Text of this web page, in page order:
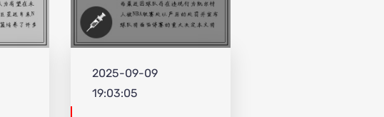
2025-09-09
19:03:05